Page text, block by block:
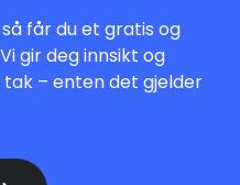
får du et gratis og
gir deg innsikt og
– enten det gjelder